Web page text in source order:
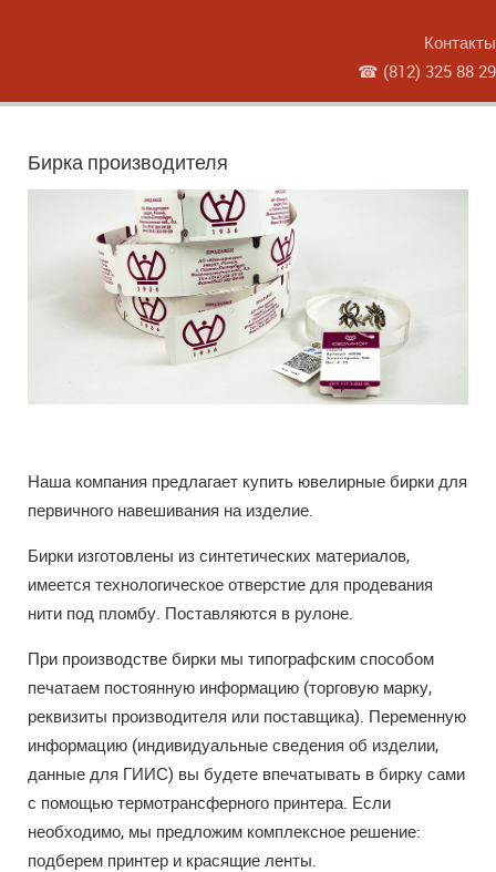
Контакты
☎ (812) 325 88 29
Бирка производителя
Наша компания предлагает купить ювелирные бирки для
первичного навешивания на изделие.
Бирки изготовлены из синтетических материалов,
имеется технологическое отверстие для продевания
нити под пломбу. Поставляются в рулоне.
При производстве бирки мы типографским способом
печатаем постоянную информацию (торговую марку,
реквизиты производителя или поставщика). Переменную
информацию (индивидуальные сведения об изделии,
данные для ГИИС) вы будете впечатывать в бирку сами
с помощью термотрансферного принтера. Если
необходимо, мы предложим комплексное решение:
подберем принтер и красящие ленты.